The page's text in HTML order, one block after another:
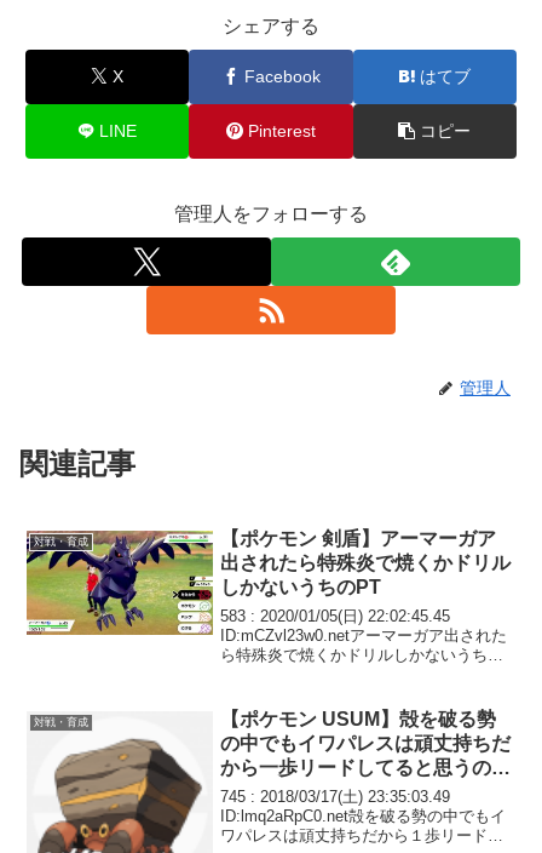
シェアする
X Facebook はてブ
LINE Pinterest コピー
管理人をフォローする
管理人
関連記事
対戦・育成
【ポケモン 剣盾】アーマーガア
出されたら特殊炎で焼くかドリル
しかないうちのPT
583 : 2020/01/05(日) 22:02:45.45
ID:mCZvl23w0.netアーマーガア出された
ら特殊炎で焼くかドリルしかないうちの
対戦・育成
【ポケモン USUM】殻を破る勢
の中でもイワパレスは頑丈持ちだ
から一歩リードしてると思うのに
流行らないよね
745 : 2018/03/17(土) 23:35:03.49
ID:lmq2aRpC0.net殻を破る勢の中でもイ
ワパレスは頑丈持ちだから１歩リードし